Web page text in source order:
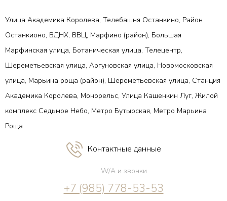
Улица Академика Королева, Телебашня Останкино, Район
Останкионо, ВДНХ, ВВЦ, Марфино (район), Большая
Марфинская улица, Ботаническая улица, Телецентр,
Шереметьевская улица, Аргуновская улица, Новомосковская
улица, Марьина роща (район), Шереметьевская улица, Станция
Академика Королева, Монорельс, Улица Кашенкин Луг, Жилой
комплекс Седьмое Небо, Метро Бутырская, Метро Марьина
Роща
Контактные данные
W/A и звонки
+7 (985) 778-53-53